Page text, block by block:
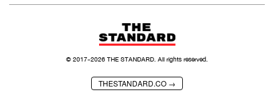
THESTANDARD.CO →
© 2017-2026THE STANDARD. All rights reserved.